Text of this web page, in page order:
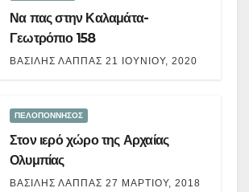
Να πας στην Καλαμάτα-
Γεωτρόπιο 158
ΒΑΣΊΛΗΣ ΛΆΠΠΑΣ 21 ΙΟΥΝΊΟΥ, 2020
ΠΕΛΟΠΟΝΝΗΣΟΣ
Στον ιερό χώρο της Αρχαίας
Ολυμπίας
ΒΑΣΊΛΗΣ ΛΆΠΠΑΣ 27 ΜΑΡΤΊΟΥ, 2018